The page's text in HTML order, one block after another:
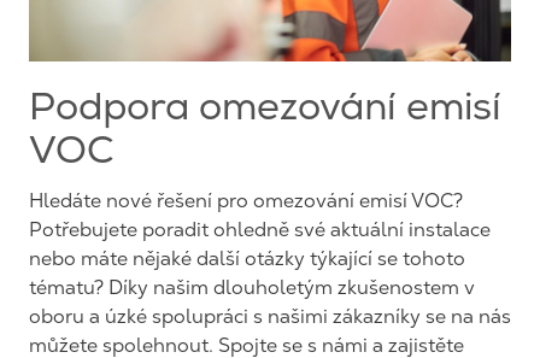
Podpora omezování emisí
VOC
Hledáte nové řešení pro omezování emisí VOC?
Potřebujete poradit ohledně své aktuální instalace
nebo máte nějaké další otázky týkající se tohoto
tématu? Díky našim dlouholetým zkušenostem v
oboru a úzké spolupráci s našimi zákazníky se na nás
můžete spolehnout. Spojte se s námi a zajistěte